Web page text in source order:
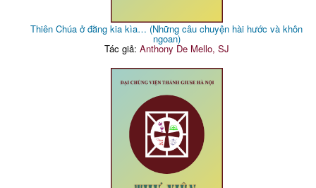
Thiên Chúa ở đằng kia kìa… (Những câu chuyện hài hước và khôn
ngoan)
Tác giả: Anthony De Mello, SJ